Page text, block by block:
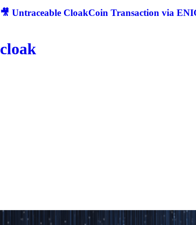
🎥 Untraceable CloakCoin Transaction via
cloak